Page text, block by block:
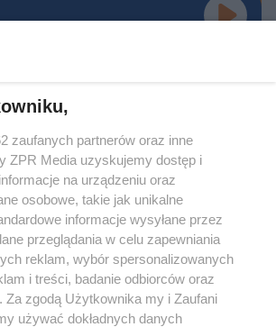
w serwisie nie może być powielany i
dalej rozpowszechniany w jakikolwiek sposób (w
lub mechaniczny) na jakimkolwiek polu
formie, włącznie z umieszczaniem w Internecie
praw. Jakiekolwiek użycie lub
w całości lub w części z naruszeniem prawa, tzn.
zabronione pod groźbą kary i może być ścigane
zaufanych partnerów oraz inne
ZPR Media uzyskujemy dostęp i
na urządzeniu oraz
osobowe, takie jak unikalne
informacje wysyłane przez
przeglądania w celu zapewniania
reklam, wybór spersonalizowanych
i treści, badanie odbiorców oraz
Za zgodą Użytkownika my i Zaufani
używać dokładnych danych